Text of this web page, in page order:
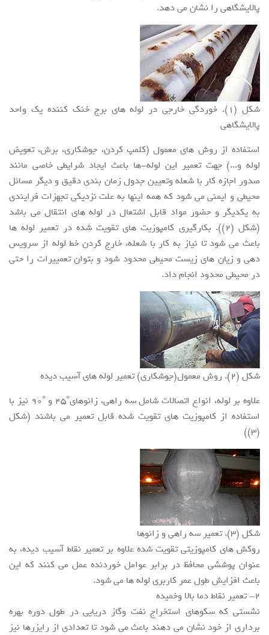
پالایشگاهی را نشان می دهد.
شکل (1). خوردگی خارجی در لوله های برج خنک کننده یک واحد
پالایشگاهی
استفاده از روش های معمول (کلمپ کردن، جوشکاری، برش، تعویض
لوله و...) جهت تعمیر این لوله-ها باعث ایجاد شرایطی خاصی مانند
صدور اجازه کار با شعله وتعیین جدول زمان بندی دقیق و دیگر مسائل
محیطی و ایمنی می شود که همه اینها به علت نزدیکی تجهزات فرایندی
به یکدیگر و حضور مواد قابل اشتعال در لوله های انتقال می باشد
(شکل (2)). بکارگیری کامپوزیت های تقویت شده در تعمیر لوله ها
باعث می شود تا نیاز به کار با شعله، خارج کردن خط لوله از سرویس
دهی و زیان های زیست محیطی محدود شود و بتوان تعمییرات را حتی
در محیطی محدود انجام داد.
شکل (2). روش معمول(جوشکاری) تعمیر لوله های آسیب دیده
علاوه بر لوله، انواع اتصالات شامل سه راهی، زانوهای°45 و °90 نیز با
استفاده از کامپوزیت های تقویت شده قابل تعمیر می باشند (شکل
(3))
شکل (3). تعمیر سه راهی و زانوها
روکش های کامپوزیتی تقویت شده علاوه بر تعمیر نقاط آسیب دیده، به
عنوان پوششی محافظ در برابر عوامل خوردنده عمل می کنند که این
باعث افزایش طول عمر کاربری لوله ها می شود.
2- تعمیر نقاط دما بالا وخمیده
نشستی که سکوهای استخراج نفت وگاز دریایی در طول دوره بهره
برداری از خود نشان می دهند باعث می شود تا تعدادی از رایزرها نیز